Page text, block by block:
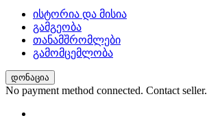
ისტორია და მისია
გამგეობა
თანამშრომლები
გამომცემლობა
დონაცია
No payment method connected. Contact seller.